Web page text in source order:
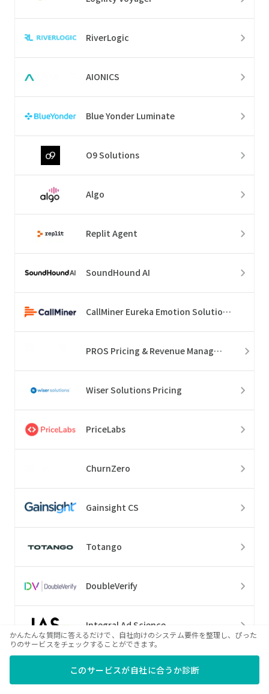
RiverLogic
AIONICS
Blue Yonder Luminate
O9 Solutions
Algo
Replit Agent
SoundHound AI
CallMiner Eureka Emotion Solution Suite
PROS Pricing & Revenue Management
Wiser Solutions Pricing
PriceLabs
ChurnZero
Gainsight CS
Totango
DoubleVerify
Integral Ad Science
Stipop
かんたんな質問に答えるだけで、自社向けのシステム要件を整理し、ぴった
りのサービスをチェックすることができます。
このサービスが自社に合うか診断